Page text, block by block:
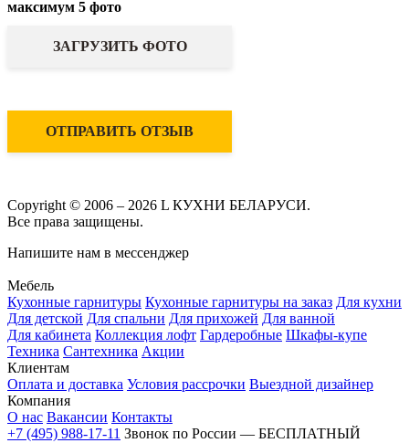
максимум 5 фото
ЗАГРУЗИТЬ ФОТО
ОТПРАВИТЬ ОТЗЫВ
Copyright © 2006 – 2026 L КУХНИ БЕЛАРУСИ.
Все права защищены.
Напишите нам в мессенджер
Мебель
Кухонные гарнитуры Кухонные гарнитуры на заказ Для кухни
Для детской Для спальни Для прихожей Для ванной
Для кабинета Коллекция лофт Гардеробные Шкафы-купе
Техника Сантехника Акции
Клиентам
Оплата и доставка Условия рассрочки Выездной дизайнер
Компания
О нас Вакансии Контакты
+7 (495) 988-17-11 Звонок по России — БЕСПЛАТНЫЙ